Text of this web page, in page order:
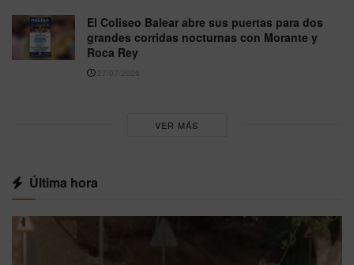
El Coliseo Balear abre sus puertas para dos
grandes corridas nocturnas con Morante y
Roca Rey
27/07/2026
VER MÁS
Última hora